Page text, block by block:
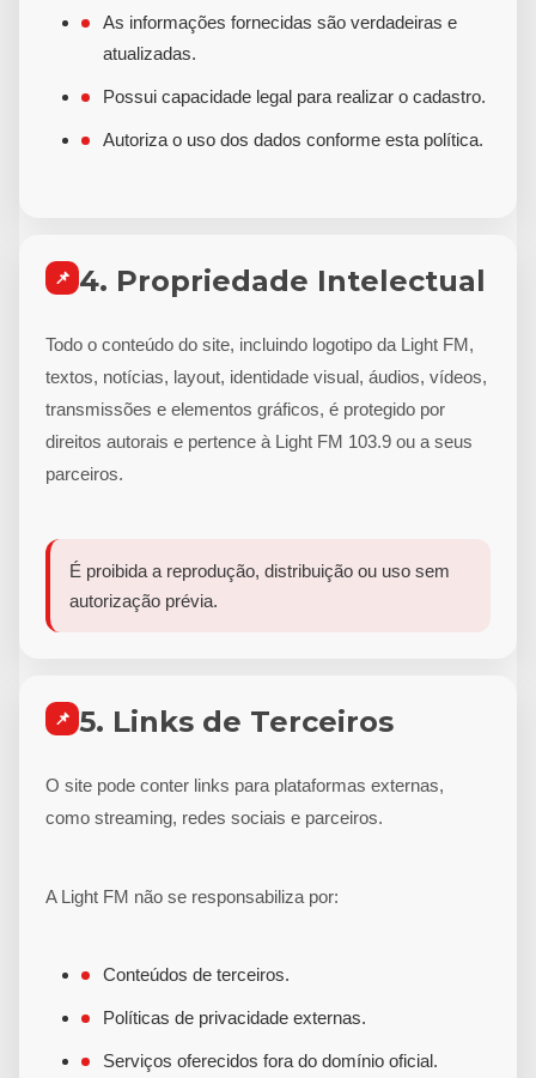
As informações fornecidas são verdadeiras e
atualizadas.
Possui capacidade legal para realizar o cadastro.
Autoriza o uso dos dados conforme esta política.
📌 4. Propriedade Intelectual
Todo o conteúdo do site, incluindo logotipo da Light FM,
textos, notícias, layout, identidade visual, áudios, vídeos,
transmissões e elementos gráficos, é protegido por
direitos autorais e pertence à Light FM 103.9 ou a seus
parceiros.
É proibida a reprodução, distribuição ou uso sem
autorização prévia.
📌 5. Links de Terceiros
O site pode conter links para plataformas externas,
como streaming, redes sociais e parceiros.
A Light FM não se responsabiliza por:
Conteúdos de terceiros.
Políticas de privacidade externas.
Serviços oferecidos fora do domínio oficial.